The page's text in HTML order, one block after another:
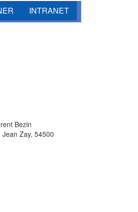
INTRANET
Bezin
Zay, 54500